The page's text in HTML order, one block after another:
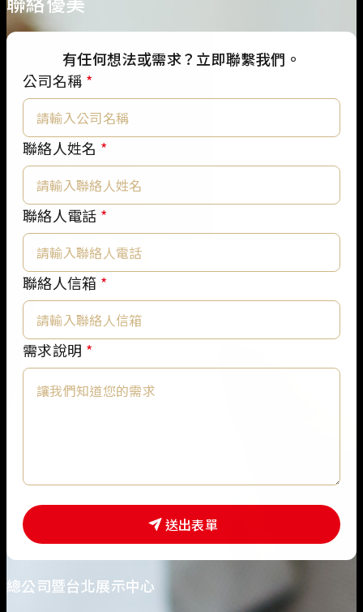
總公司暨台北展示中心
有任何想法或需求？立即聯繫我們。
公司名稱 *
聯絡人姓名 *
聯絡人電話 *
*
聯
絡
人
姓
名
明
聯絡人信箱 *
需求說明 *
送出表單